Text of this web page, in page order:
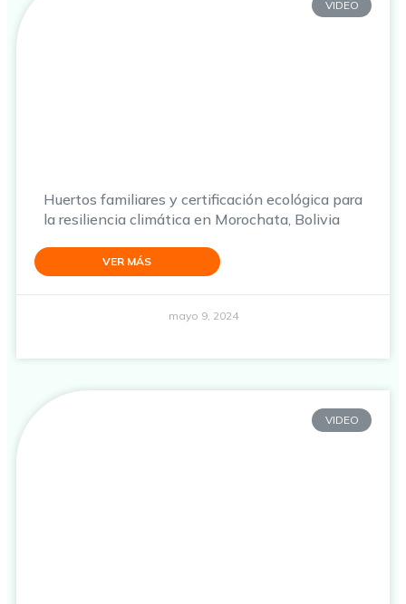
VIDEO
Huertos familiares y certificación ecológica para
la resiliencia climática en Morochata, Bolivia
VER MÁS
mayo 9, 2024
VIDEO